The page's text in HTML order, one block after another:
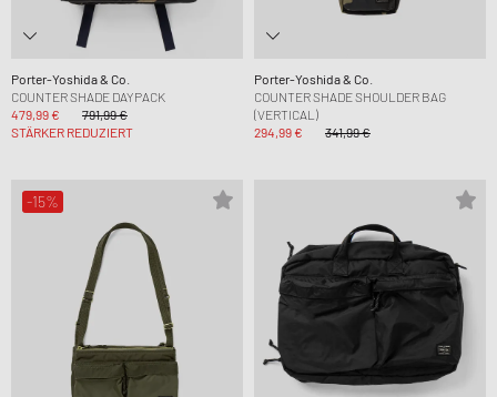
Porter-Yoshida & Co.
COUNTER SHADE DAYPACK
479,99 €
791,99 €
STÄRKER REDUZIERT
Porter-Yoshida & Co.
COUNTER SHADE SHOULDER BAG
(VERTICAL)
294,99 €
341,99 €
-15%